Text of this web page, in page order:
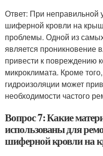
Ответ: При неправильной
шиферной кровли на
проблемы. Одной из
является проникновение
привести к повреждению
микроклимата. Кроме
гидроизоляции может
необходимости частого
Вопрос 7: Какие
использованы для
шиферной кровли на